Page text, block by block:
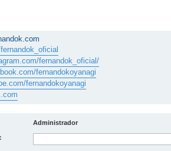
fernandok_oficial/
fernandokoyanagi
fernandokoyanagi
Administrador